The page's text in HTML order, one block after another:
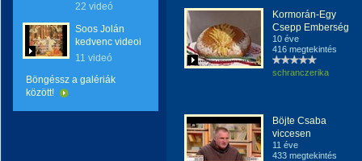
22 videó
Soos Jolán
kedvenc videoi
11 videó
Böngéssz a galériák
között!
Kormorán-Egy
Csepp Emberség
10 éve
416 megtekintés
schranczerika
Böjte Csaba
viccesen
11 éve
433 megtekintés